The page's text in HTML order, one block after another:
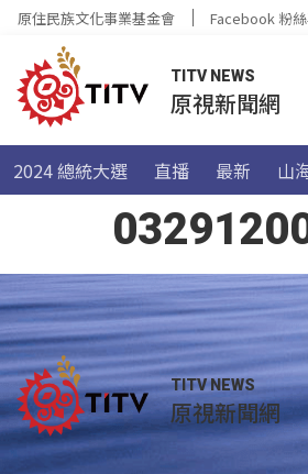
原住民族文化事業基金會 Facebook 粉
TITV NEWS
原視新聞網
2024 總統大選 直播 最新 山
TITV NEWS
原視新聞網